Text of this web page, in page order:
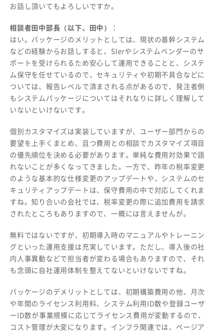
お話し頂いてもよろしいですか。
相談者田中部長（以下、田中）
：
はい。パッケージのメリットとしては、現状の基幹システム
などの経験からお話しすると、SIerやシステムベンダーのサ
ポートを受けられるため安心して運用できることと、システ
ム保守を任せているので、セキュリティや初期不具合などに
ついては、報告レベルで済まされる点があるので、発注者側
もシステムパッケージについてはそれなりに詳しく理解して
いないといけないです。
個別カスタマイズは実装していますが、ユーザー部門からの
要望を上手くまとめ、且つ費用との相談でカスタマイズ項目
の優先順位を決める必要があります。単純な費用対効果で語
れないことが多くなってきました。一方で、昨年の税率変更
のような基本的な仕様変更のアップデートや、システムのセ
キュリティアップデートは、保守費用の中で対応してくれま
すね。知り合いの会社では、税率変更の際に追加費用を請求
されたところもありますので、一概には言えませんが。
無料ではないですが、初期導入時のマニュアルやトレーニン
グといった運用支援は充実しています。ただし、導入後の社
内人事異動などで担当者が変わる場合もありますので、それ
も念頭に自社運用体制を整えてないといけないですね。
パッケージのデメリットとしては、初期構築費用の他、月次
や年間のライセンス利用料、システム利用ID数や登録ユーザ
ーID数が事業規模に応じてライセンス費用が変動するので、
コスト管理が大変になります。インフラ関連では、ページア